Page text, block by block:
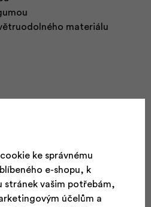
materiálu
sporty, Skialpinismus
ke správnému
e-shopu, k
stránek vašim potřebám,
účelům a